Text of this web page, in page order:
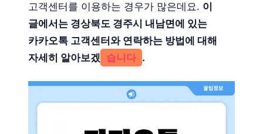
고객센터를 이용하는 경우가 많은데요. 이
글에서는 경상북도 경주시 내남면에 있는
카카오톡 고객센터와 연락하는 방법에 대해
자세히 알아보겠 습니다 .